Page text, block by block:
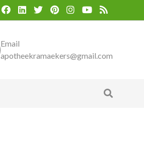
Email
apotheekramaekers@gmail.com